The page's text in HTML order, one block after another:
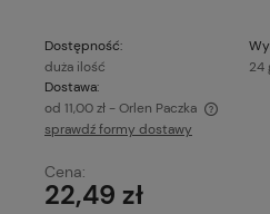
Dostępność:
duża ilość
24
Dostawa:
od 11,00 zł - Orlen Paczka
Cena nie zawiera
sprawdź formy dostawy
Cena:
22,49 zł